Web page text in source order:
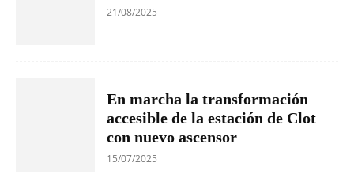
21/08/2025
En marcha la transformación
accesible de la estación de Clot
con nuevo ascensor
15/07/2025